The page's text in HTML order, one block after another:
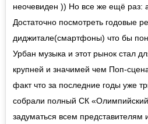
неочевиден )) Но все же ещё раз:
Достаточно посмотреть годовые
диджитале(смартфоны) что бы
Урбан музыка и этот рынок стал
крупней и значимей чем Поп-
факт что за последние годы уже
собрали полный СК
задуматься всем представителям